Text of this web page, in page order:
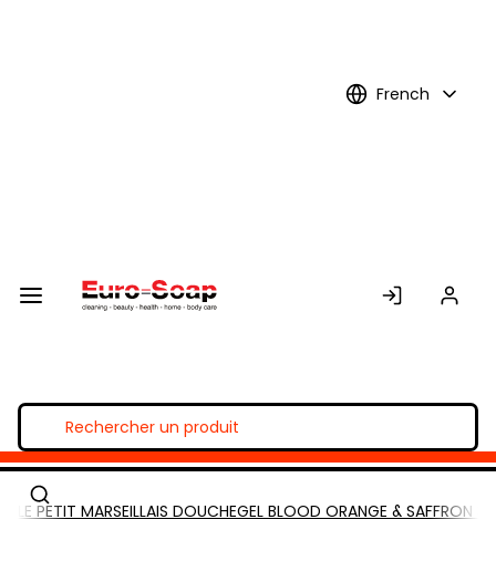
French
LE PETIT MARSEILLAIS DOUCHEGEL BLOOD ORANGE & SAFFRON